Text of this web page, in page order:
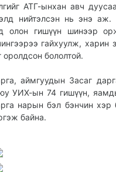
АТГ-ынхан авч
нийтэлсэн нь энэ аж.
олон гишүүн шинээр
гайхуулж, харин
оролдсон бололтой.
аймгуудын Засаг
УИХ-ын 74 гишүүн,
нарын бэл бэнчин хэр
байна.